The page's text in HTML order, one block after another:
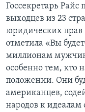
Learning English
СОЦИАЛЬНЫЕ СЕТИ
Языки
Госсекретарь
выходцев из 23
юридических прав
отметила «Вы
миллионам
особенно тем, кто
положении. Они
американцев,
народов к идеалам